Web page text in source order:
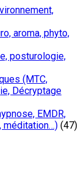
aroma, phyto,
posturologie,
(MTC,
Décryptage
EMDR,
méditation…) (47)